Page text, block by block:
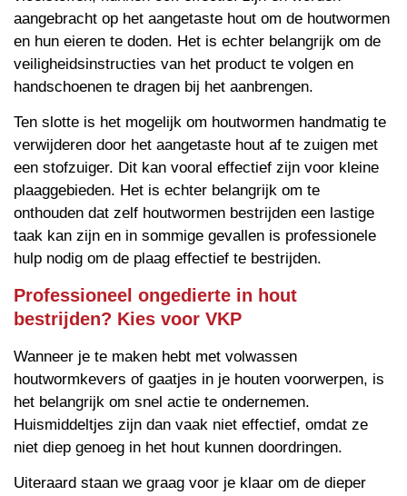
aangebracht op het aangetaste hout om de houtwormen
en hun eieren te doden. Het is echter belangrijk om de
veiligheidsinstructies van het product te volgen en
handschoenen te dragen bij het aanbrengen.
Ten slotte is het mogelijk om houtwormen handmatig te
verwijderen door het aangetaste hout af te zuigen met
een stofzuiger. Dit kan vooral effectief zijn voor kleine
plaaggebieden. Het is echter belangrijk om te
onthouden dat zelf houtwormen bestrijden een lastige
taak kan zijn en in sommige gevallen is professionele
hulp nodig om de plaag effectief te bestrijden.
Professioneel ongedierte in hout
bestrijden? Kies voor VKP
Wanneer je te maken hebt met volwassen
houtwormkevers of gaatjes in je houten voorwerpen, is
het belangrijk om snel actie te ondernemen.
Huismiddeltjes zijn dan vaak niet effectief, omdat ze
niet diep genoeg in het hout kunnen doordringen.
Uiteraard staan we graag voor je klaar om de dieper